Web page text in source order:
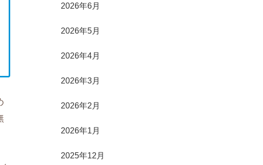
2026年6月
2026年5月
2026年4月
2026年3月
2026年2月
2026年1月
2025年12月